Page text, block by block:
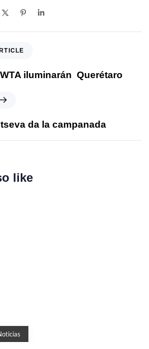
iluminarán Querétaro
da la campanada
like